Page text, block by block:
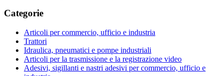
Categorie
Articoli per commercio, ufficio e industria
Trattori
Idraulica, pneumatici e pompe industriali
Articoli per la trasmissione e la registrazione video
Adesivi, sigillanti e nastri adesivi per commercio, ufficio e